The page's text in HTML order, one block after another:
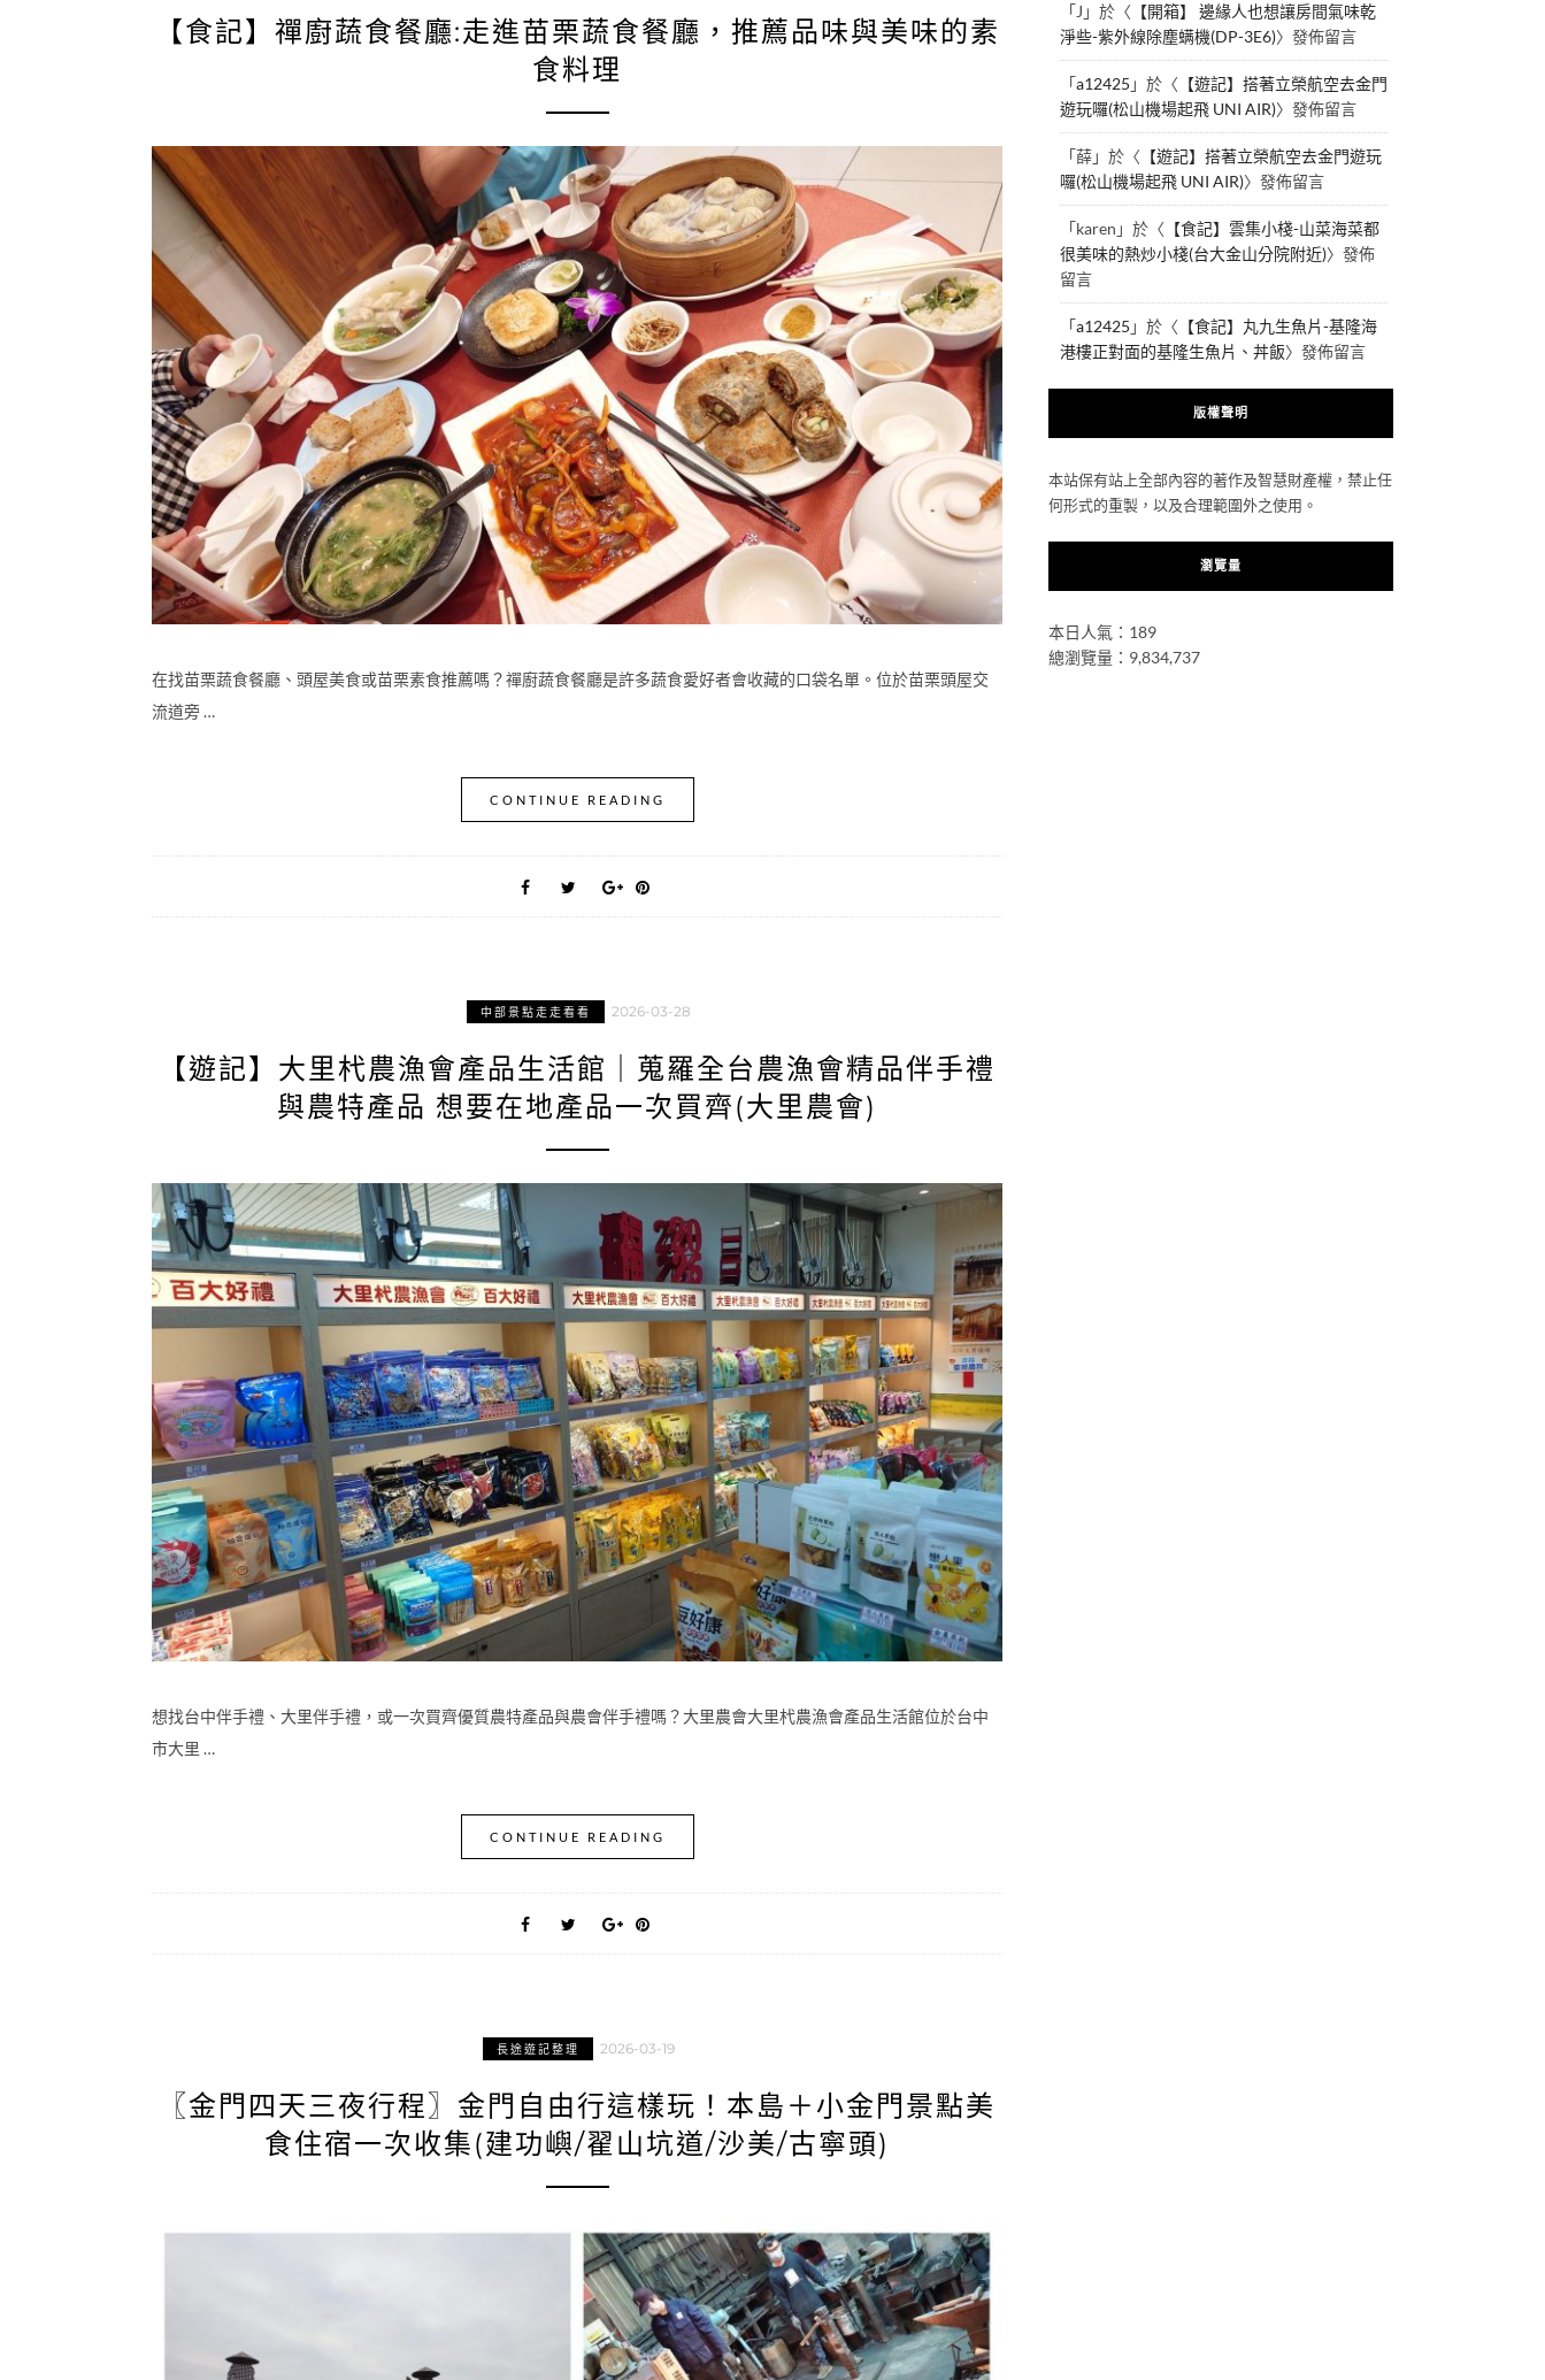
【食記】禪廚蔬食餐廳:走進苗栗蔬食餐廳，推薦品味與美味的素
食料理
在找苗栗蔬食餐廳、頭屋美食或苗栗素食推薦嗎？禪廚蔬食餐廳是許多蔬食愛好者會收藏的口袋名單。位於苗栗頭屋交
流道旁 …
CONTINUE READING
中部景點走走看看 2026-03-28
【遊記】大里杙農漁會產品生活館｜蒐羅全台農漁會精品伴手禮
與農特產品 想要在地產品一次買齊(大里農會)
想找台中伴手禮、大里伴手禮，或一次買齊優質農特產品與農會伴手禮嗎？大里農會大里杙農漁會產品生活館位於台中
市大里 …
CONTINUE READING
長途遊記整理 2026-03-19
〖金門四天三夜行程〗金門自由行這樣玩！本島＋小金門景點美
食住宿一次收集(建功嶼/翟山坑道/沙美/古寧頭)
「J 」於〈 【開箱】 邊緣人也想讓房間氣味乾
淨些-紫外線除塵螨機(DP-3E6)〉發佈留言
「a12425 」於〈 【遊記】搭著立榮航空去金門
遊玩囉(松山機場起飛 UNI AIR)〉發佈留言
「薛」於〈 【遊記】搭著立榮航空去金門遊玩
囉(松山機場起飛 UNI AIR)〉發佈留言
「karen 」於〈 【食記】雲集小棧-山菜海菜都
很美味的熱炒小棧(台大金山分院附近)〉發佈
留言
「a12425 」於〈 【食記】丸九生魚片-基隆海
港樓正對面的基隆生魚片、丼飯〉發佈留言
版權聲明
本站保有站上全部內容的著作及智慧財產權，禁止任
何形式的重製，以及合理範圍外之使用。
瀏覽量
本日人氣：189
總瀏覽量：9,834,737